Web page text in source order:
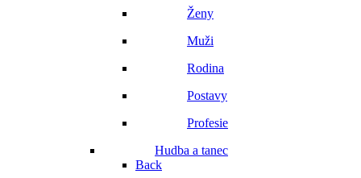
Ženy
Muži
Rodina
Postavy
Profesie
Hudba a tanec
Back